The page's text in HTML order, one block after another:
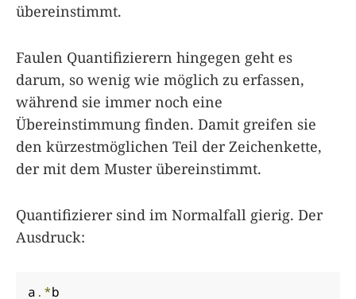
übereinstimmt.
Faulen Quantifizierern hingegen geht es
darum, so wenig wie möglich zu erfassen,
während sie immer noch eine
Übereinstimmung finden. Damit greifen sie
den kürzestmöglichen Teil der Zeichenkette,
der mit dem Muster übereinstimmt.
Quantifizierer sind im Normalfall gierig. Der
Ausdruck:
a.*b